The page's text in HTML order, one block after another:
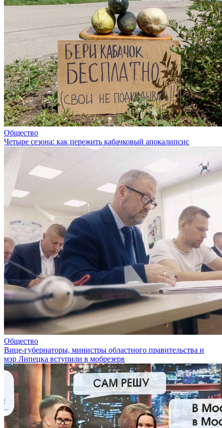
Общество
Четыре сезона: как пережить кабачковый апокалипсис
Общество
Вице-губернаторы, министры областного правительства и
мэр Липецка вступили в мобрезерв